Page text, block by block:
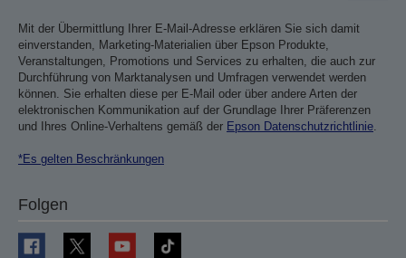
Mit der Übermittlung Ihrer E-Mail-Adresse erklären Sie sich damit
einverstanden, Marketing-Materialien über Epson Produkte,
Veranstaltungen, Promotions und Services zu erhalten, die auch zur
Durchführung von Marktanalysen und Umfragen verwendet werden
können. Sie erhalten diese per E-Mail oder über andere Arten der
elektronischen Kommunikation auf der Grundlage Ihrer Präferenzen
und Ihres Online-Verhaltens gemäß der Epson Datenschutzrichtlinie.
*Es gelten Beschränkungen
Folgen